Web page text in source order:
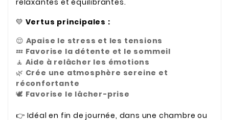
relaxantes et équilibrantes.
💛 Vertus principales :
😌 Apaise le stress et les tensions
💤 Favorise la détente et le sommeil
🧘 Aide à relâcher les émotions
🌿 Crée une atmosphère sereine et
réconfortante
🕊️ Favorise le lâcher-prise
👉 Idéal en fin de journée, dans une chambre ou